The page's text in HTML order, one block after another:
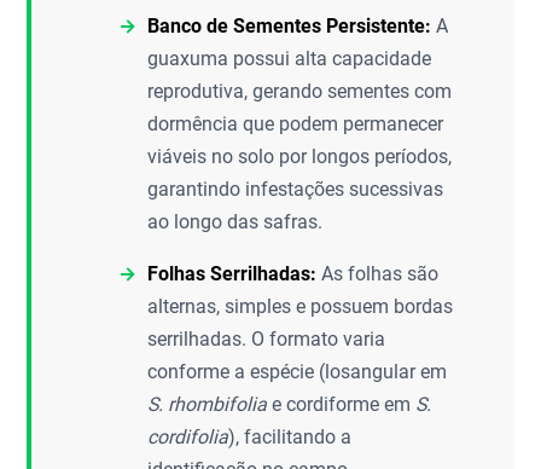
Banco de Sementes Persistente: A
guaxuma possui alta capacidade
reprodutiva, gerando sementes com
dormência que podem permanecer
viáveis no solo por longos períodos,
garantindo infestações sucessivas
ao longo das safras.
Folhas Serrilhadas: As folhas são
alternas, simples e possuem bordas
serrilhadas. O formato varia
conforme a espécie (losangular em
S. rhombifolia e cordiforme em S.
cordifolia), facilitando a